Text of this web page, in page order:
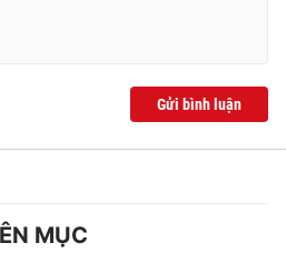
Gửi bình luận
MỤC